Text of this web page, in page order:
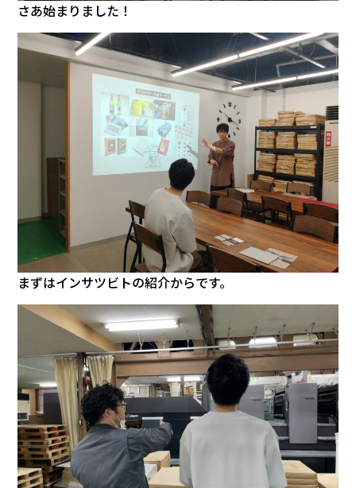
さあ始まりました！
まずはインサツビトの紹介からです。